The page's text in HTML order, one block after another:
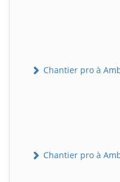
Chantier pro à
Chantier pro à